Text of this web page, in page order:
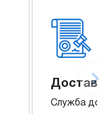
Служба